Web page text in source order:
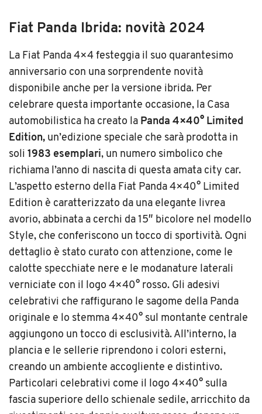
Fiat Panda Ibrida: novità 2024
La Fiat Panda 4×4 festeggia il suo quarantesimo
anniversario con una sorprendente novità
disponibile anche per la versione ibrida. Per
celebrare questa importante occasione, la Casa
automobilistica ha creato la Panda 4×40° Limited
Edition, un’edizione speciale che sarà prodotta in
soli 1983 esemplari, un numero simbolico che
richiama l’anno di nascita di questa amata city car.
L’aspetto esterno della Fiat Panda 4×40° Limited
Edition è caratterizzato da una elegante livrea
avorio, abbinata a cerchi da 15″ bicolore nel modello
Style, che conferiscono un tocco di sportività. Ogni
dettaglio è stato curato con attenzione, come le
calotte specchiate nere e le modanature laterali
verniciate con il logo 4×40° rosso. Gli adesivi
celebrativi che raffigurano le sagome della Panda
originale e lo stemma 4×40° sul montante centrale
aggiungono un tocco di esclusività. All’interno, la
plancia e le sellerie riprendono i colori esterni,
creando un ambiente accogliente e distintivo.
Particolari celebrativi come il logo 4×40° sulla
fascia superiore dello schienale sedile, arricchito da